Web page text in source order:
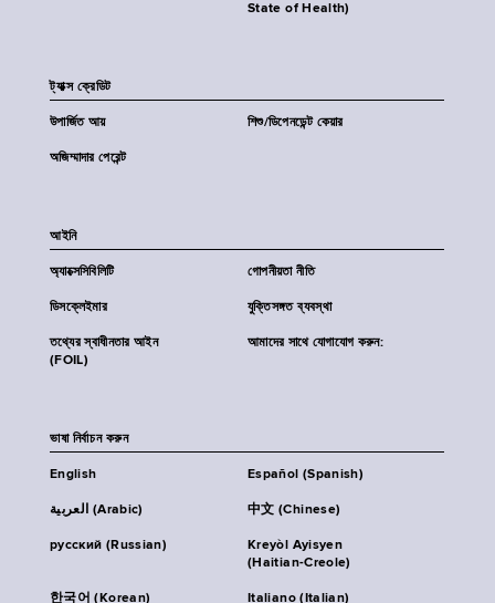
State of Health)
ট্যাক্স ক্রেডিট
উপার্জিত আয় শিশু/ডিপেনডেন্ট কেয়ার
অজিম্মাদার পেরেন্ট
আইনি
অ্যাক্সেসিবিলিটি গোপনীয়তা নীতি
ডিসক্লেইমার যুক্তিসঙ্গত ব্যবস্থা
তথ্যের স্বাধীনতার আইন
(FOIL)
আমাদের সাথে যোগাযোগ করুন:
ভাষা নির্বাচন করুন
English Español (Spanish)
العربية (Arabic) 中文 (Chinese)
русский (Russian)
Kreyòl Ayisyen
(Haitian-Creole)
한국어 (Korean) Italiano (Italian)